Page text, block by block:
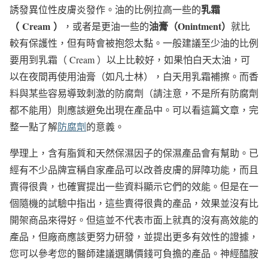
誘發異位性皮膚炎發作。油的比例拉高一些的乳霜
（ Cream ） ，或者是更油一些的油膏（Onintment） 就比
較有保護性，但有時會被抱怨太黏。一般建議至少油的比例
要用到乳霜（ Cream ）以上比較好，如果怕白天太油，可
以在夜間再使用油膏（如凡士林），白天用乳霜補擦。而香
料與某些容易導致刺激的防腐劑（請注意，不是所有防腐劑
都不能用）則應該避免出現在產品中。可以看這篇文章，完
整一點了解防腐劑的意義。
學理上，含有脂質和天然保濕因子的保濕產品會有幫助。已
經有不少品牌宣稱自家產品可以改善皮膚的屏障功能，而且
賣得很貴，也確實提出一些資料顯示它們的效能。但是在一
個隨機的試驗中指出，這些賣得很貴的產品，效果並沒有比
開架商品來得好。但這並不代表市面上就真的沒有高效能的
產品，但廠商應該更努力研發，並提出更多有效性的證據，
您可以參考您的醫師建議選購價錢可負擔的產品。神經醯胺